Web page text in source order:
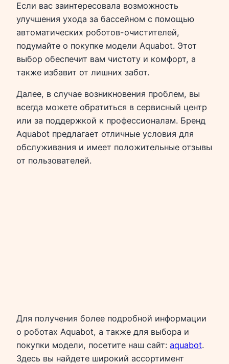
Если вас заинтересовала возможность
улучшения ухода за бассейном с помощью
автоматических роботов-очистителей,
подумайте о покупке модели Aquabot. Этот
выбор обеспечит вам чистоту и комфорт, а
также избавит от лишних забот.
Далее, в случае возникновения проблем, вы
всегда можете обратиться в сервисный центр
или за поддержкой к профессионалам. Бренд
Aquabot предлагает отличные условия для
обслуживания и имеет положительные отзывы
от пользователей.
Для получения более подробной информации
о роботах Aquabot, а также для выбора и
покупки модели, посетите наш сайт: aquabot.
Здесь вы найдете широкий ассортимент